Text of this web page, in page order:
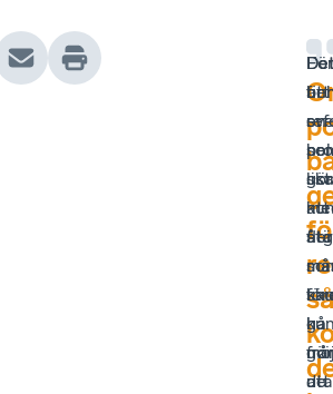
så
en
hel
de
gör
att
fler
gå
För
att
ska
ha
att